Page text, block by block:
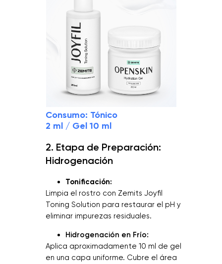
Tonificación:
Limpia el rostro con Zemits Joyfil
Toning Solution para restaurar el pH y
eliminar impurezas residuales.
Hidrogenación en Frío:
Aplica aproximadamente 10 ml de gel
en una capa uniforme. Cubre el área
2. Etapa de Preparación:
Hidrogenación
Consumo: Tónico
2 ml / Gel 10 ml